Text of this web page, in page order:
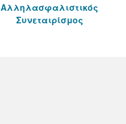
Αλληλασφαλιστικός
Συνεταιρίσμος